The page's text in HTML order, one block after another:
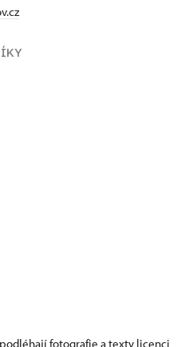
fotografie a texty licenci